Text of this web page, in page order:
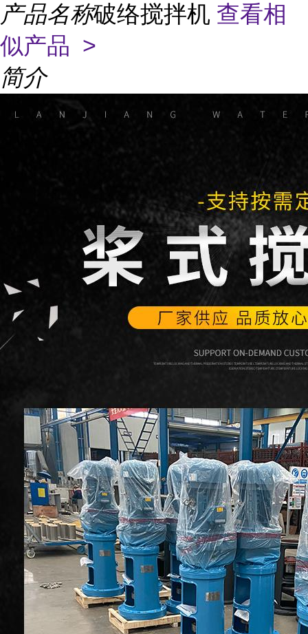
产品名称破络搅拌机 查看相
似产品 >
简介